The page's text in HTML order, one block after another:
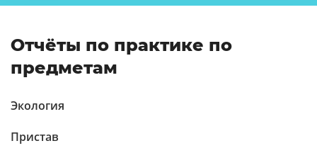
Отчёты по практике по
предметам
Экология
Пристав